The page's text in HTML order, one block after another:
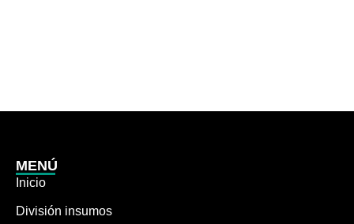
MENÚ
Inicio
División insumos